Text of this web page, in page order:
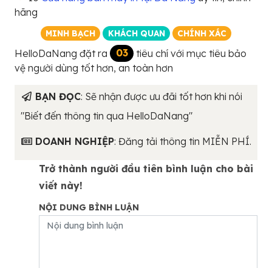
hãng
MINH BẠCH KHÁCH QUAN CHÍNH XÁC
HelloDaNang đặt ra 03
tiêu chí với mục tiêu bảo
vệ người dùng tốt hơn, an toàn hơn
BẠN ĐỌC: Sẽ nhận được ưu đãi tốt hơn khi nói
"Biết đến thông tin qua HelloDaNang"
DOANH NGHIỆP: Đăng tải thông tin MIỄN PHÍ.
Trở thành người đầu tiên bình luận cho bài
viết này!
NỘI DUNG BÌNH LUẬN